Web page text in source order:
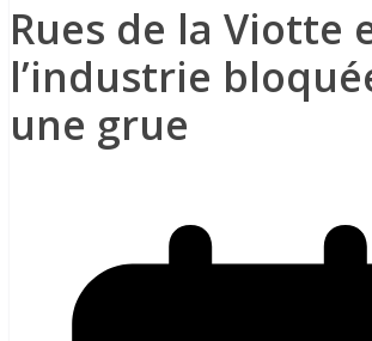
Rues de la Viotte
l’industrie
une grue